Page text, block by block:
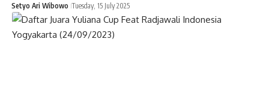
Setyo Ari Wibowo Tuesday, 15 July 2025